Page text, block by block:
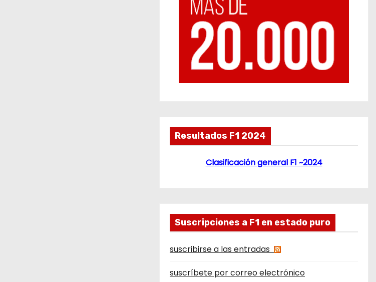
Resultados F1 2024
Clasificación general F1 ~2024
Suscripciones a F1 en estado puro
suscribirse a las entradas
suscríbete por correo electrónico